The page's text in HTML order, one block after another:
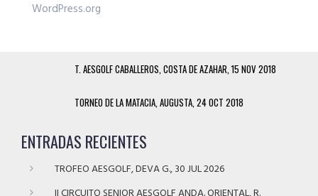
WordPress.org
T. AESGOLF CABALLEROS, COSTA DE AZAHAR, 15 NOV 2018
TORNEO DE LA MATACIA, AUGUSTA, 24 OCT 2018
ENTRADAS RECIENTES
TROFEO AESGOLF, DEVA G., 30 JUL 2026